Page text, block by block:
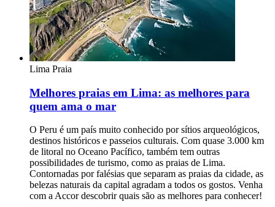
Lima Praia
Melhores praias em Lima: as melhores para
quem ama o mar
O Peru é um país muito conhecido por sítios arqueológicos,
destinos históricos e passeios culturais. Com quase 3.000 km
de litoral no Oceano Pacífico, também tem outras
possibilidades de turismo, como as praias de Lima.
Contornadas por falésias que separam as praias da cidade, as
belezas naturais da capital agradam a todos os gostos. Venha
com a Accor descobrir quais são as melhores para conhecer!